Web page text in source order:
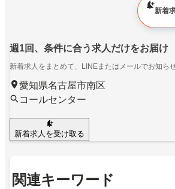
新着
週1回、条件に合う求人だけをお届け
新着求人をまとめて、LINEまたはメールでお知ら
愛知県名古屋市南区
コールセンター
新着求人を受け取る
関連キーワード